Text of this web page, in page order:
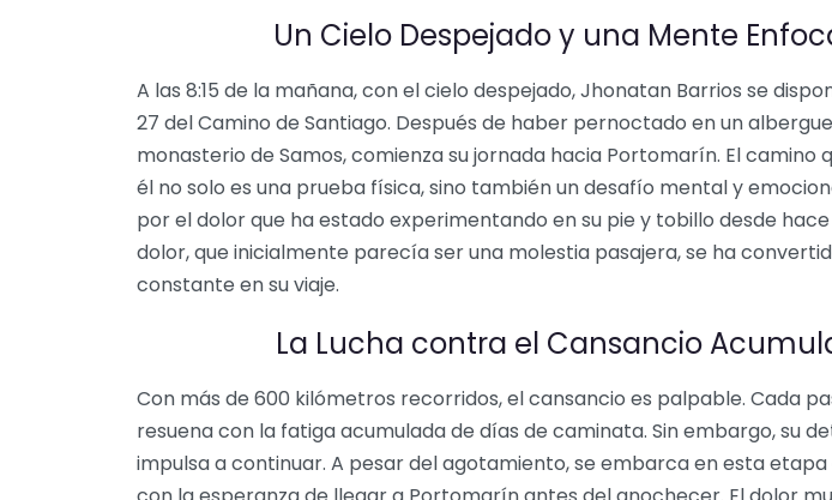
Un Cielo Despejado y una Mente
A las 8:15 de la mañana, con el cielo despejado, Jhonatan Barrios se
27 del Camino de Santiago. Después de haber pernoctado en un
monasterio de Samos, comienza su jornada hacia Portomarín. El camino
él no solo es una prueba física, sino también un desafío mental y
por el dolor que ha estado experimentando en su pie y tobillo desde
dolor, que inicialmente parecía ser una molestia pasajera, se ha
constante en su viaje.
La Lucha contra el Cansancio
Con más de 600 kilómetros recorridos, el cansancio es palpable. Cada
resuena con la fatiga acumulada de días de caminata. Sin embargo, su
impulsa a continuar. A pesar del agotamiento, se embarca en esta